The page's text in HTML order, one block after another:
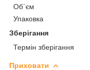
Об`єм
Упаковка
Зберігання
Термін зберігання
Приховати